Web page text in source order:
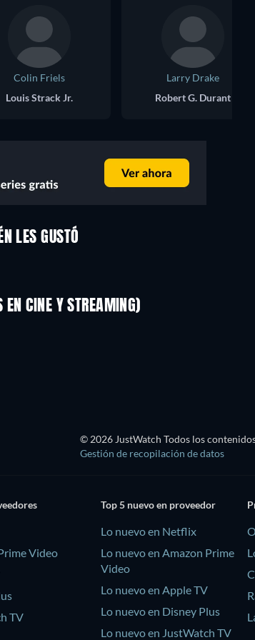
Colin Friels
Louis Strack Jr.
Larry Drake
Robert G. Durant
LES GUSTÓ
EN CINE Y STREAMING)
© 2026 JustWatch Todos los
Gestión de recopilación de datos
Video
TV
Top 5 nuevo en proveedor
Lo nuevo en Netflix
Lo nuevo en Amazon Prime
Video
Lo nuevo en Apple TV
Lo nuevo en Disney Plus
Lo nuevo en JustWatch TV